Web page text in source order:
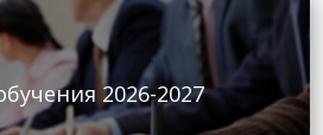
2026-2027